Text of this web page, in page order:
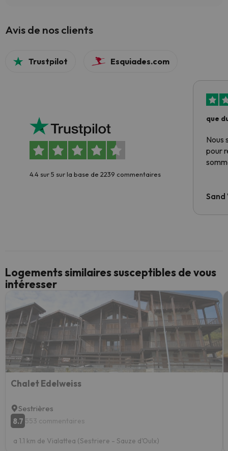
Avis de nos clients
Trustpilot Esquiades.com
4.4 sur 5 sur la base de 2239 commentaires
que
Nous
pour
Sand
Logements similaires susceptibles de vous
intéresser
Chalet Edelweiss
Sestrières
8.7 553 commentaires
a 1.1 km de Vialattea (Sestriere - Sauze d'Oulx)